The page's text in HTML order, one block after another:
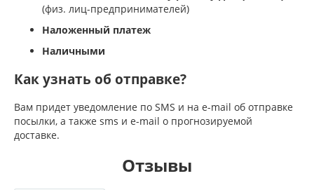
(физ. лиц-предпринимателей)
Наложенный платеж
Наличными
Как узнать об отправке?
Вам придет уведомление по SMS и на e-mail об отправке
посылки, а также sms и e-mail о прогнозируемой
доставке.
Отзывы